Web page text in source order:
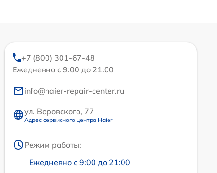
+7 (800) 301-67-48
Ежедневно с 9:00 до 21:00
info@haier-repair-center.ru
ул. Воровского, 77
Адрес сервисного центра Haier
Режим работы:
Ежедневно с 9:00 до 21:00